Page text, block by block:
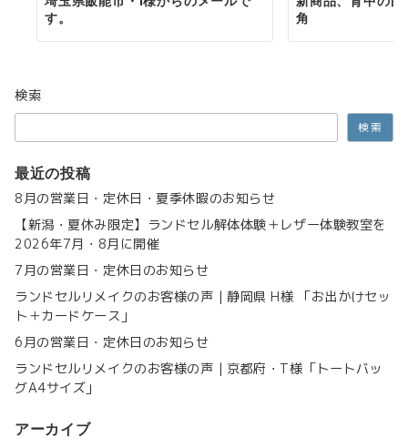
す。
角
検索
検索
最近の投稿
8月の営業日・定休日・夏季休暇のお知らせ
【新潟・夏休み限定】ランドセル解体体験＋レザー体験教室を
2026年7月・8月に開催
7月の営業日・定休日のお知らせ
ランドセルリメイクのお客様の声｜静岡県 H様 「お出かけセッ
ト＋カードケース」
6月の営業日・定休日のお知らせ
ランドセルリメイクのお客様の声｜京都府・T様「トートバッ
グA4サイズ」
アーカイブ